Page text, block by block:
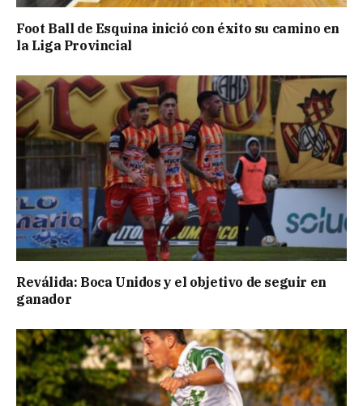
Foot Ball de Esquina inició con éxito su camino en
la Liga Provincial
Reválida: Boca Unidos y el objetivo de seguir en
ganador